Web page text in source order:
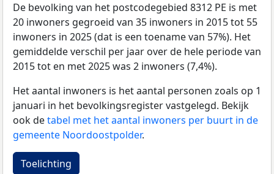
De bevolking van het postcodegebied 8312 PE is met
20 inwoners gegroeid van 35 inwoners in 2015 tot 55
inwoners in 2025 (dat is een toename van 57%). Het
gemiddelde verschil per jaar over de hele periode van
2015 tot en met 2025 was 2 inwoners (7,4%).
Het aantal inwoners is het aantal personen zoals op 1
januari in het bevolkingsregister vastgelegd. Bekijk
ook detabel met het aantal inwoners per buurt in de
gemeente Noordoostpolder.
Toelichting